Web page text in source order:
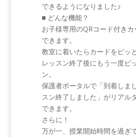
できるようになりました♪
■ どんな機能？
お子様専用のQRコード付き
できます。
教室に着いたらカードをピッ
レッスン終了後にもう一度ピ
ン。
保護者ポータルで「到着しま
スン終了しました」がリアル
できます。
さらに！
万が一、授業開始時間を過ぎ